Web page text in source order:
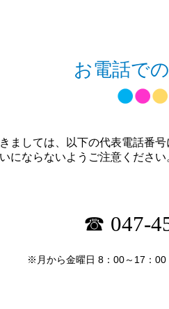
お電話で
ましては、以下の代表電話番号
にならないようご注意くださ
☎ 047-
※月から金曜日 8：00～17：